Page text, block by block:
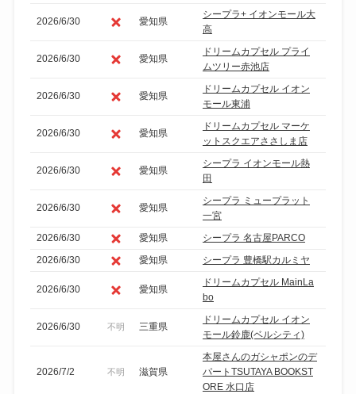
2026/6/30 愛知県
シープラ+ イオンモール大
高
2026/6/30 愛知県
ドリームカプセル プライ
ムツリー赤池店
2026/6/30 愛知県
ドリームカプセル イオン
モール東浦
2026/6/30 愛知県
ドリームカプセル マーケ
ットスクエアささしま店
2026/6/30 愛知県
シープラ イオンモール熱
田
2026/6/30 愛知県
シープラ ミュープラット
一宮
2026/6/30
愛知県
シープラ 名古屋PARCO
2026/6/30
愛知県 シープラ 豊橋駅カルミヤ
2026/6/30 愛知県
ドリームカプセル MainLa
bo
2026/6/30 不明 三重県
ドリームカプセル イオン
モール鈴鹿(ベルシティ)
2026/7/2 不明 滋賀県
本屋さんのガシャポンのデ
パートTSUTAYA BOOKST
ORE 水口店